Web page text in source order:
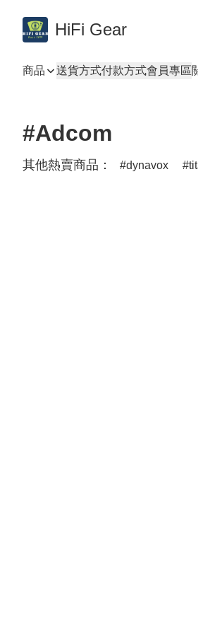
HiFi Gear
商品 送貨方式付款方式會員專區
#Adcom
其他熱賣商品： dynavox